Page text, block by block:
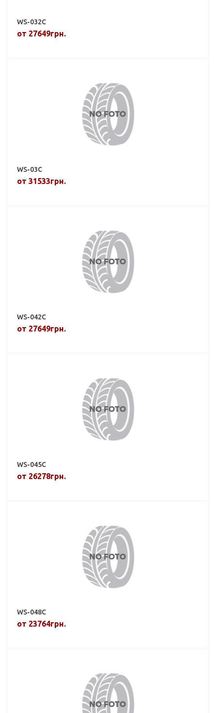
WS-032C
от 27649грн.
WS-03C
от 31533грн.
WS-042C
от 27649грн.
WS-045C
от 26278грн.
WS-048C
от 23764грн.